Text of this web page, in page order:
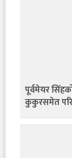
पूर्वमेयर
कुकुरसमेत